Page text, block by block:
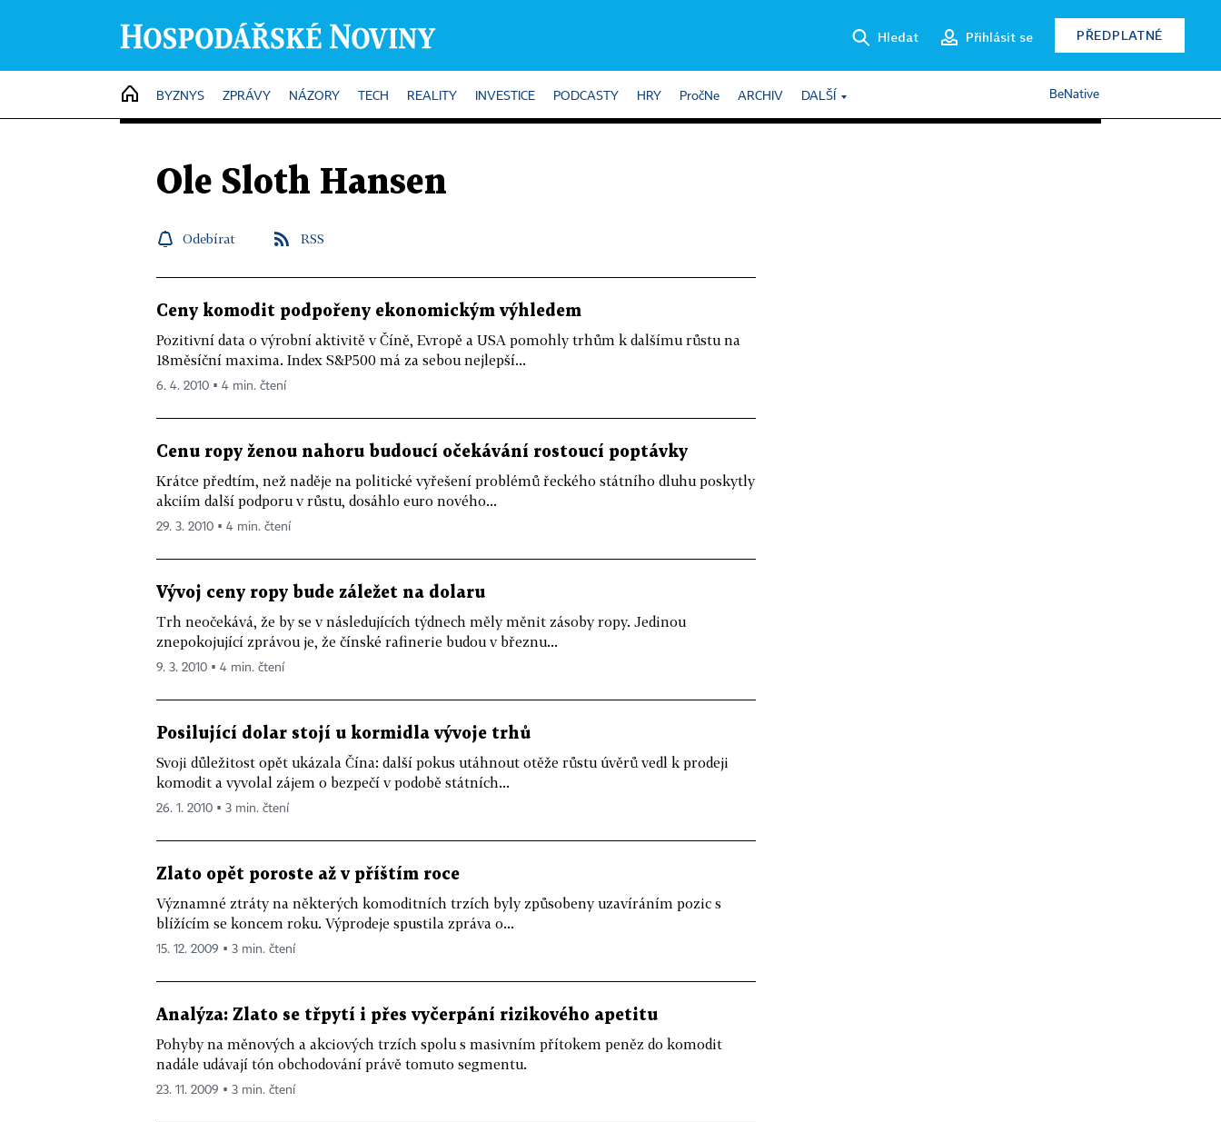
Hledat Přihlásit se PŘEDPLATNÉ
HOME
BYZNYS ZPRÁVY NÁZORY TECH REALITY INVESTICE PODCASTY HRY PročNe ARCHIV DALŠÍ BeNative
Ole Sloth Hansen
Odebírat RSS
Ceny komodit podpořeny ekonomickým výhledem
Pozitivní data o výrobní aktivitě v Číně, Evropě a USA pomohly trhům k dalšímu růstu na
18měsíční maxima. Index S&P500 má za sebou nejlepší...
6. 4. 2010 ▪ 4 min. čtení
Cenu ropy ženou nahoru budoucí očekávání rostoucí poptávky
Krátce předtím, než naděje na politické vyřešení problémů řeckého státního dluhu poskytly
akciím další podporu v růstu, dosáhlo euro nového...
29. 3. 2010 ▪ 4 min. čtení
Vývoj ceny ropy bude záležet na dolaru
Trh neočekává, že by se v následujících týdnech měly měnit zásoby ropy. Jedinou
znepokojující zprávou je, že čínské rafinerie budou v březnu...
9. 3. 2010 ▪ 4 min. čtení
Posilující dolar stojí u kormidla vývoje trhů
Svoji důležitost opět ukázala Čína: další pokus utáhnout otěže růstu úvěrů vedl k prodeji
komodit a vyvolal zájem o bezpečí v podobě státních...
26. 1. 2010 ▪ 3 min. čtení
Zlato opět poroste až v příštím roce
Významné ztráty na některých komoditních trzích byly způsobeny uzavíráním pozic s
blížícím se koncem roku. Výprodeje spustila zpráva o...
15. 12. 2009 ▪ 3 min. čtení
Analýza: Zlato se třpytí i přes vyčerpání rizikového apetitu
Pohyby na měnových a akciových trzích spolu s masivním přítokem peněz do komodit
nadále udávají tón obchodování právě tomuto segmentu.
23. 11. 2009 ▪ 3 min. čtení